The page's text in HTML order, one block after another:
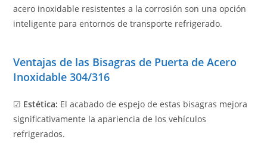
acero inoxidable resistentes a la corrosión son una opción
inteligente para entornos de transporte refrigerado.
Ventajas de las Bisagras de Puerta de Acero
Inoxidable 304/316
☑ Estética: El acabado de espejo de estas bisagras mejora
significativamente la apariencia de los vehículos
refrigerados.